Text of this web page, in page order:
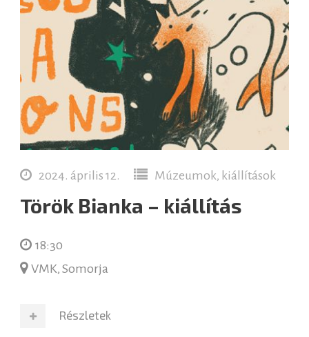
2024. április 12. Múzeumok, kiállítások
Török Bianka – kiállítás
18:30
VMK, Somorja
Részletek